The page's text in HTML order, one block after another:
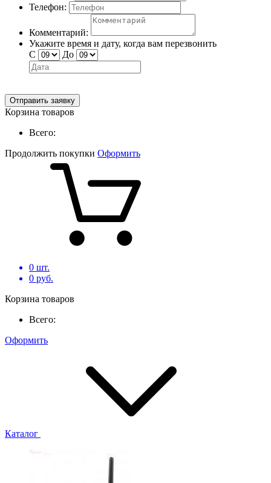
Телефон:
Комментарий:
Укажите время и дату, когда вам перезвонить
С
До
Отправить заявку
Корзина товаров
Всего:
Продолжить покупки Оформить
0 шт.
0 руб.
Корзина товаров
Всего:
Оформить
Каталог